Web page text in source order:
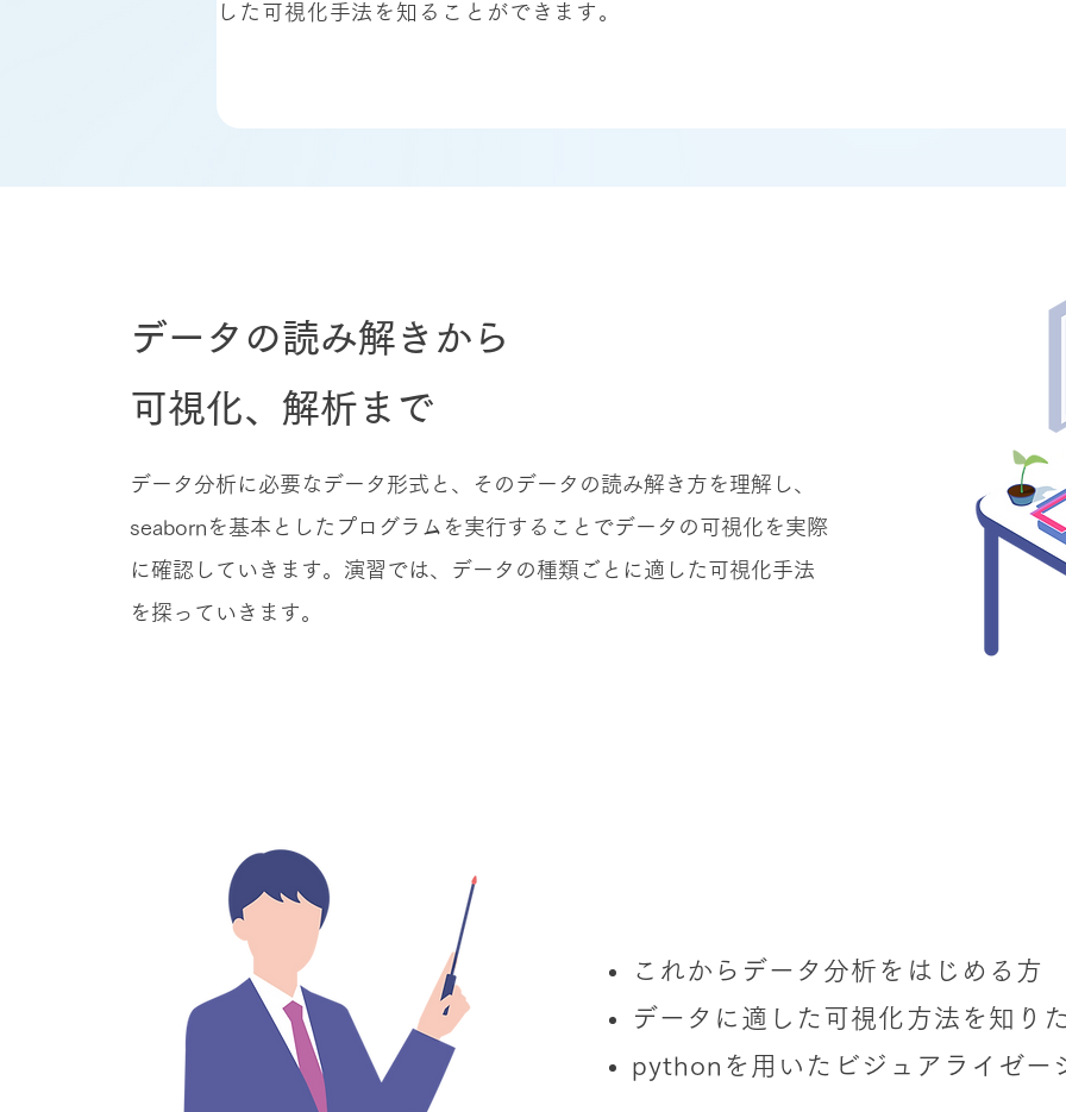
した可視化手法を知ることができます。
データの読み解きから
可視化、解析まで
データ分析に必要なデータ形式と、そのデータの読み解き方を理解し、
seabornを基本としたプログラムを実行することでデータの可視化を実際
に確認していきます。演習では、データの種類ごとに適した可視化手法
を探っていきます。
これからデータ分析をはじめる方
データに適した可視化方法を知り
pythonを用いたビジュアライゼー